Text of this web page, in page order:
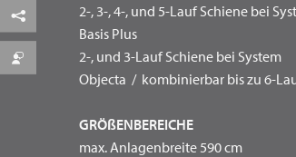
2-, 3-, 4-, und 5-Lauf Schiene bei
Basis Plus
2-, und 3-Lauf Schiene bei System
Objecta / kombinierbar bis zu 6-
GRÖßENBEREICHE
max. Anlagenbreite 590 cm
Facebook
per E-Mail